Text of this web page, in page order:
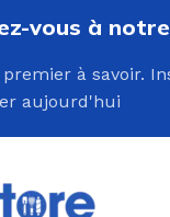
vous à
premier à savoir.
aujourd'hui